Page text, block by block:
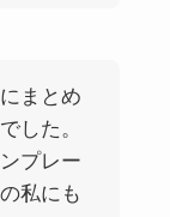
まとめ
した。
プレー
私にも